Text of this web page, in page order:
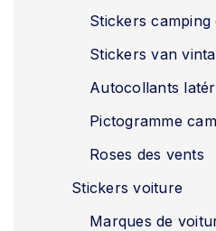
Stickers
Stickers van
Autocollants
Pictogramme
Roses des vents
Stickers voiture
Marques de